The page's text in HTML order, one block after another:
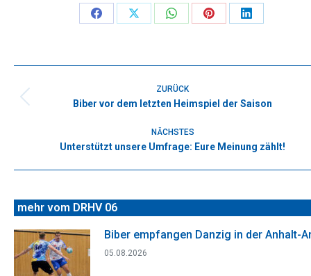
Share
Facebook
Share
X
Share
WhatsApp
Share
Pinterest
Share
LinkedIn
ZURÜCK
Vorheriger
Biber vor dem letzten Heimspiel der Saison
NÄCHSTES
Nächster
Unterstützt unsere Umfrage: Eure Meinung zählt!
mehr vom DRHV 06
Biber empfangen Danzig in der Anhalt-
05.08.2026